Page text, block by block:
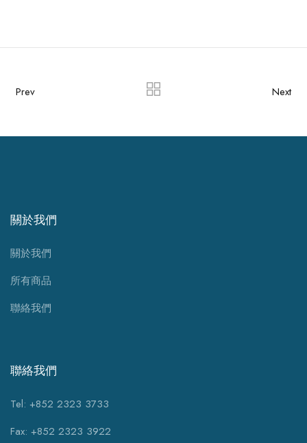
Prev Next
關於我們
關於我們
所有商品
聯絡我們
聯絡我們
Tel: +852 2323 3733
Fax: +852 2323 3922